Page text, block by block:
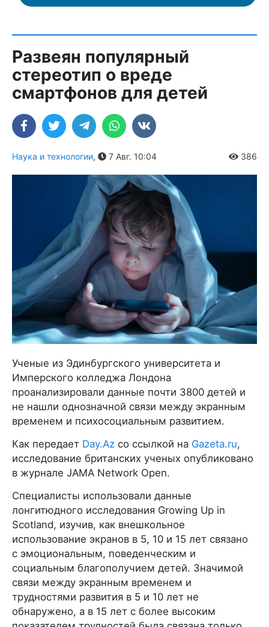
Развеян популярный
стереотип о вреде
смартфонов для детей
Наука и технологии, 7 Авг. 10:04 386
Ученые из Эдинбургского университета и
Имперского колледжа Лондона
проанализировали данные почти 3800 детей и
не нашли однозначной связи между экранным
временем и психосоциальным развитием.
Как передает Day.Az со ссылкой на Gazeta.ru,
исследование британских ученых опубликовано
в журнале JAMA Network Open.
Специалисты использовали данные
лонгитюдного исследования Growing Up in
Scotland, изучив, как внешкольное
использование экранов в 5, 10 и 15 лет связано
с эмоциональным, поведенческим и
социальным благополучием детей. Значимой
связи между экранным временем и
трудностями развития в 5 и 10 лет не
обнаружено, а в 15 лет с более высоким